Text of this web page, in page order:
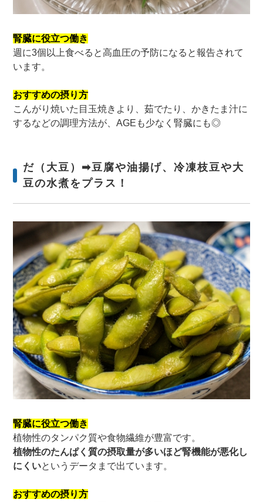
腎臓に役立つ働き
週に3個以上食べると高血圧の予防になると報告されて
います。
おすすめの摂り方
こんがり焼いた目玉焼きより、茹でたり、かきたま汁に
するなどの調理方法が、AGEも少なく腎臓にも◎
だ（大豆）➡豆腐や油揚げ、冷凍枝豆や大
豆の水煮をプラス！
腎臓に役立つ働き
植物性のタンパク質や食物繊維が豊富です。
植物性のたんぱく質の摂取量が多いほど腎機能が悪化し
にくいというデータまで出ています。
おすすめの摂り方